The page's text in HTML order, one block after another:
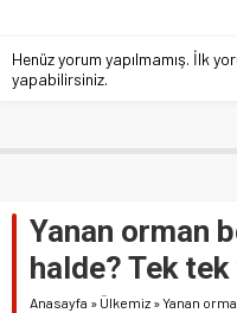
Henüz yorum yapılmamış. İlk
yapabilirsiniz.
Yanan orman
halde? Tek
Anasayfa » Ülkemiz »Yanan